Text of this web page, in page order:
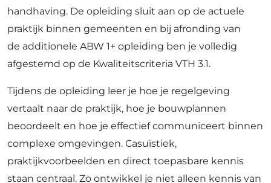
handhaving. De opleiding sluit aan op de actuele
praktijk binnen gemeenten en bij afronding van
de additionele ABW 1+ opleiding ben je volledig
afgestemd op de Kwaliteitscriteria VTH 3.1.
Tijdens de opleiding leer je hoe je regelgeving
vertaalt naar de praktijk, hoe je bouwplannen
beoordeelt en hoe je effectief communiceert binnen
complexe omgevingen. Casuïstiek,
praktijkvoorbeelden en direct toepasbare kennis
staan centraal. Zo ontwikkel je niet alleen kennis van